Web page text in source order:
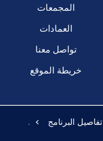
المجمعات
العمادات
تواصل معنا
خريطة الموقع
تفاصيل البرنامج .